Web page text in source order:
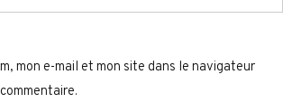
mon e-mail et mon site dans le navigateur